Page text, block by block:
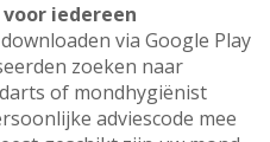
iedereen
via Google Play
zoeken naar
of mondhygiënist
adviescode mee